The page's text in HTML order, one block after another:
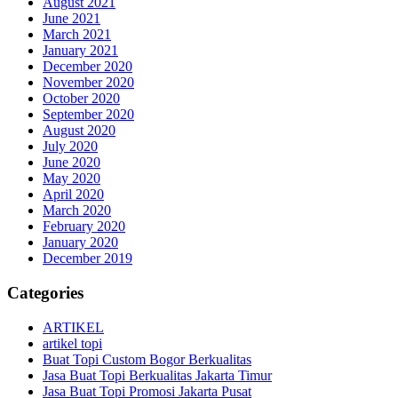
June 2021
March 2021
January 2021
December 2020
November 2020
October 2020
September 2020
August 2020
July 2020
June 2020
May 2020
April 2020
March 2020
February 2020
January 2020
December 2019
Categories
ARTIKEL
artikel topi
Buat Topi Custom Bogor Berkualitas
Jasa Buat Topi Berkualitas Jakarta Timur
Jasa Buat Topi Promosi Jakarta Pusat